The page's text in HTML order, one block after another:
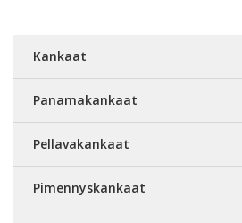
Kankaat
Panamakankaat
Pellavakankaat
Pimennyskankaat